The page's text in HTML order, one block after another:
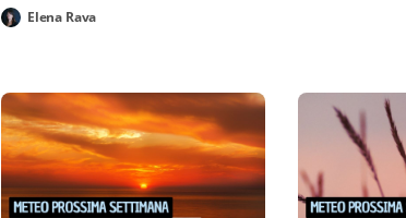
Elena Rava